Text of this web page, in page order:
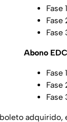
Fase
Fase
Fase
Abono
Fase
Fase
Fase